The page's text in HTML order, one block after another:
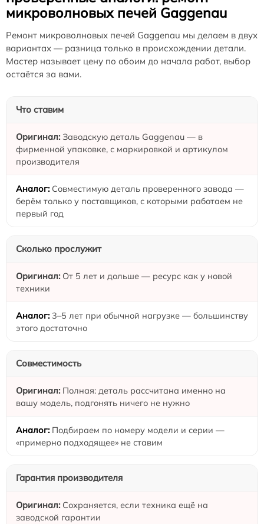
микроволновых печей Gaggenau
Ремонт микроволновых печей Gaggenau мы делаем в двух
вариантах — разница только в происхождении детали.
Мастер называет цену по обоим до начала работ, выбор
остаётся за вами.
Что ставим
Заводскую деталь Gaggenau — в
фирменной упаковке, с маркировкой и артикулом
производителя
Совместимую деталь проверенного завода —
берём только у поставщиков, с которыми работаем не
первый год
Сколько прослужит
От 5 лет и дольше — ресурс как у новой
техники
3–5 лет при обычной нагрузке — большинству
этого достаточно
Совместимость
Полная: деталь рассчитана именно на
вашу модель, подгонять ничего не нужно
Подбираем по номеру модели и серии —
«примерно подходящее» не ставим
Гарантия производителя
Сохраняется, если техника ещё на
заводской гарантии